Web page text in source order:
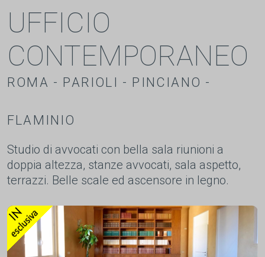
UFFICIO
CONTEMPORANEO
ROMA - PARIOLI - PINCIANO -
FLAMINIO
Studio di avvocati con bella sala riunioni a
doppia altezza, stanze avvocati, sala aspetto,
terrazzi. Belle scale ed ascensore in legno.